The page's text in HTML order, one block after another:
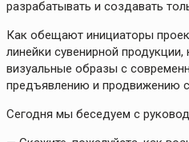
разрабатывать и создавать
Как обещают инициаторы
линейки сувенирной
визуальные образы с
предъявлению и продвижению
Сегодня мы беседуем с